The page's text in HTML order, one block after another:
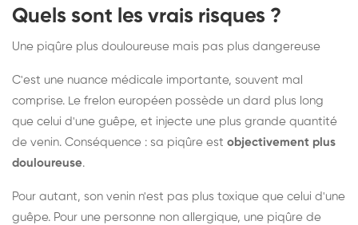
Quels sont les vrais risques ?
Une piqûre plus douloureuse mais pas plus dangereuse
C'est une nuance médicale importante, souvent mal
comprise. Le frelon européen possède un dard plus long
que celui d'une guêpe, et injecte une plus grande quantité
de venin. Conséquence : sa piqûre est objectivement plus
douloureuse.
Pour autant, son venin n'est pas plus toxique que celui d'une
guêpe. Pour une personne non allergique, une piqûre de